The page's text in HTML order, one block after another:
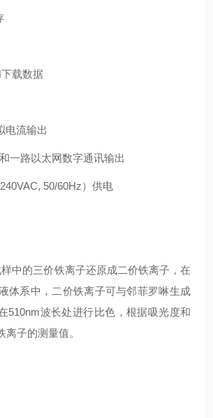
载数据
电流输出
一路以太网数字通讯输出
50/60Hz）供电
中的三价铁离子还原成二价铁离子，在
体系中，二价铁离子可与邻菲罗啉生成
510nm波长处进行比色，根据吸光度和
子的测量值。